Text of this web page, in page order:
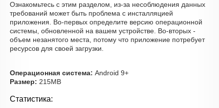
Ознакомьтесь с этим разделом, из-за несоблюдения данных
требований может быть проблема с инсталляцией
приложения. Во-первых определите версию операционной
системы, обновленной на вашем устройстве. Во-вторых -
объем незанятого места, потому что приложение потребует
ресурсов для своей загрузки.
Операционная система: Android 9+
Размер: 215MB
Статистика: